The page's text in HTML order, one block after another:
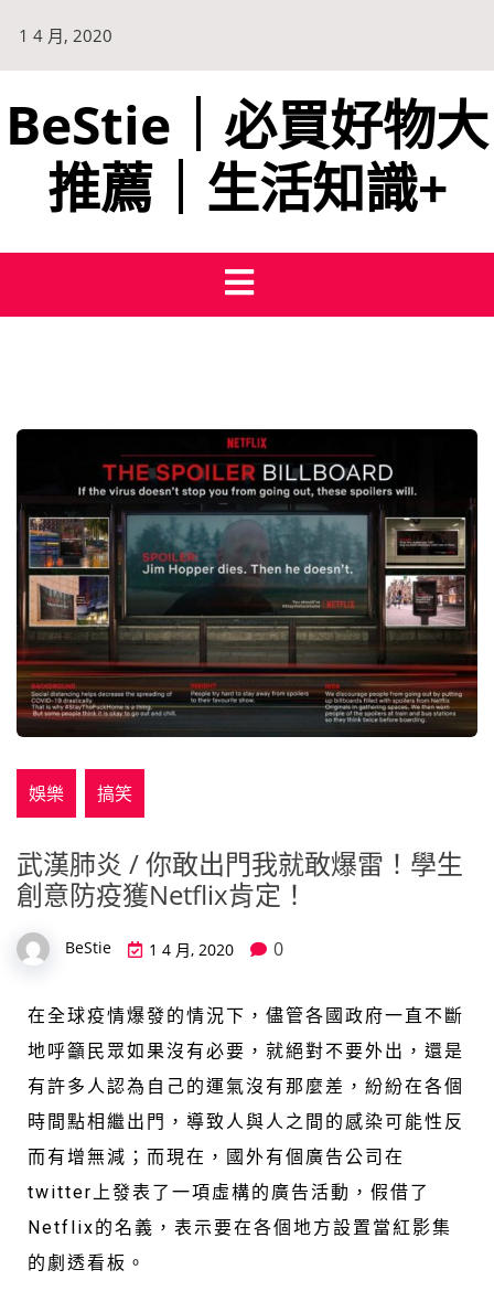
1 4 月, 2020
BeStie｜必買好物大
推薦｜生活知識+
娛樂 搞笑
武漢肺炎 / 你敢出門我就敢爆雷！學生
創意防疫獲Netflix肯定！
BeStie 1 4 月, 2020 0
在全球疫情爆發的情況下，儘管各國政府一直不斷
地呼籲民眾如果沒有必要，就絕對不要外出，還是
有許多人認為自己的運氣沒有那麼差，紛紛在各個
時間點相繼出門，導致人與人之間的感染可能性反
而有增無減；而現在，國外有個廣告公司在
twitter上發表了一項虛構的廣告活動，假借了
Netflix的名義，表示要在各個地方設置當紅影集
的劇透看板。